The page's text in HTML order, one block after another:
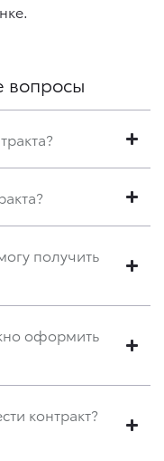
вопросы
получить
оформить
контракт?